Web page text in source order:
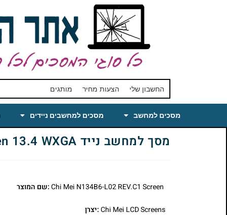
החשבון שלי הצעות מחיר מותגים
מסכים למחשב מסכים למחשבים ניידים
מסך למחשב נייד Chi Mei N134B6-L02 REV.C1 Laptop LCD Screen 13.4 WXGA
:שם המוצר
Chi Mei LCD Screens:יצרן